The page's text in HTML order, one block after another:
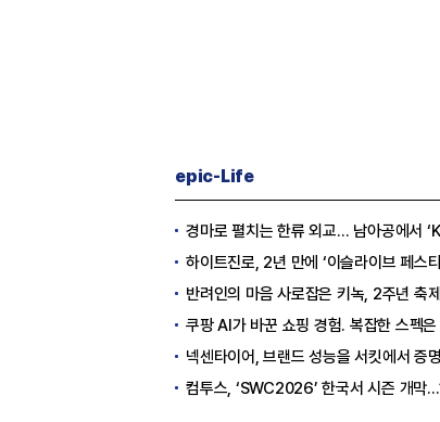
epic-Life
경마로 펼치는 한류 외교… 남아공에서 ‘KRA컵’ 개최하는
하이트진로, 2년 만에 ‘이슬라이브 페스티벌’ 귀환…25,000명
반려인의 마음 사로잡은 키녹, 2주년 축제로 "함께하는 즐거움"
쿠팡 AI가 바꾼 쇼핑 경험. 복잡한 스펙은 이미지로, 수백 개 리
넥센타이어, 브랜드 성능을 서킷에서 증명···직접 체험하는 고객 참여
컴투스, ‘SWC2026’ 한국서 시즌 개막…10회 역사를 이어갈 챔피